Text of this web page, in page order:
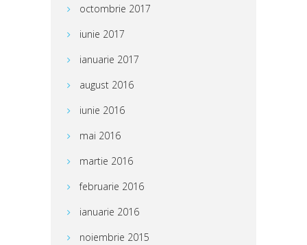
octombrie 2017
iunie 2017
ianuarie 2017
august 2016
iunie 2016
mai 2016
martie 2016
februarie 2016
ianuarie 2016
noiembrie 2015